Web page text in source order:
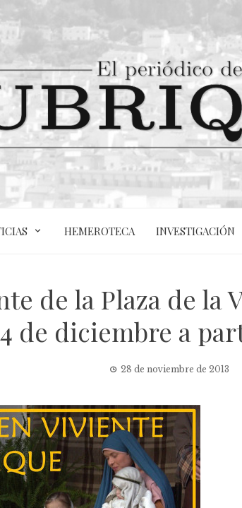
HEMEROTECA INVESTIGACIÓN
de la Plaza de la
de diciembre a
28 de noviembre de 2013